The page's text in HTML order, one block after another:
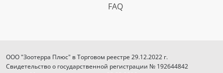
FAQ
ООО "Зоотерра Плюс" в Торговом реестре 29.12.2022 г.
Свидетельство о государственной регистрации № 192644842